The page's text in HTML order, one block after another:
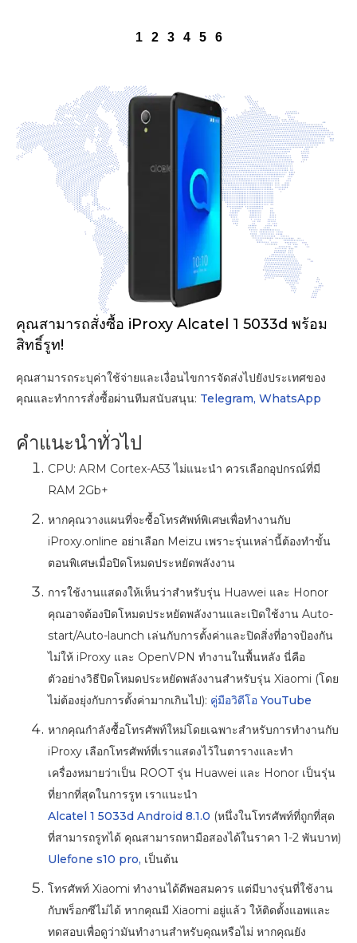
1 2 3 4 5 6
คุณสามารถสั่งซื้อ iProxy Alcatel 1 5033d พร้อม
สิทธิ์รูท!
คุณสามารถระบุค่าใช้จ่ายและเงื่อนไขการจัดส่งไปยังประเทศของ
คุณและทำการสั่งซื้อผ่านทีมสนับสนุน: Telegram, WhatsApp
คำแนะนำทั่วไป
CPU: ARM Cortex-A53 ไม่แนะนำ ควรเลือกอุปกรณ์ที่มี
RAM 2Gb+
หากคุณวางแผนที่จะซื้อโทรศัพท์พิเศษเพื่อทำงานกับ
iProxy.online อย่าเลือก Meizu เพราะรุ่นเหล่านี้ต้องทำขั้น
ตอนพิเศษเมื่อปิดโหมดประหยัดพลังงาน
การใช้งานแสดงให้เห็นว่าสำหรับรุ่น Huawei และ Honor
คุณอาจต้องปิดโหมดประหยัดพลังงานและเปิดใช้งาน Auto-
start/Auto-launch เล่นกับการตั้งค่าและปิดสิ่งที่อาจป้องกัน
ไม่ให้ iProxy และ OpenVPN ทำงานในพื้นหลัง นี่คือ
ตัวอย่างวิธีปิดโหมดประหยัดพลังงานสำหรับรุ่น Xiaomi (โดย
ไม่ต้องยุ่งกับการตั้งค่ามากเกินไป): คู่มือวิดีโอ YouTube
หากคุณกำลังซื้อโทรศัพท์ใหม่โดยเฉพาะสำหรับการทำงานกับ
iProxy เลือกโทรศัพท์ที่เราแสดงไว้ในตารางและทำ
เครื่องหมายว่าเป็น ROOT รุ่น Huawei และ Honor เป็นรุ่น
ที่ยากที่สุดในการรูท เราแนะนำ
Alcatel 1 5033d Android 8.1.0 (หนึ่งในโทรศัพท์ที่ถูกที่สุด
ที่สามารถรูทได้ คุณสามารถหามือสองได้ในราคา 1-2 พันบาท)
Ulefone s10 pro, เป็นต้น
โทรศัพท์ Xiaomi ทำงานได้ดีพอสมควร แต่มีบางรุ่นที่ใช้งาน
กับพร็อกซีไม่ได้ หากคุณมี Xiaomi อยู่แล้ว ให้ติดตั้งแอพและ
ทดสอบเพื่อดูว่ามันทำงานสำหรับคุณหรือไม่ หากคุณยัง